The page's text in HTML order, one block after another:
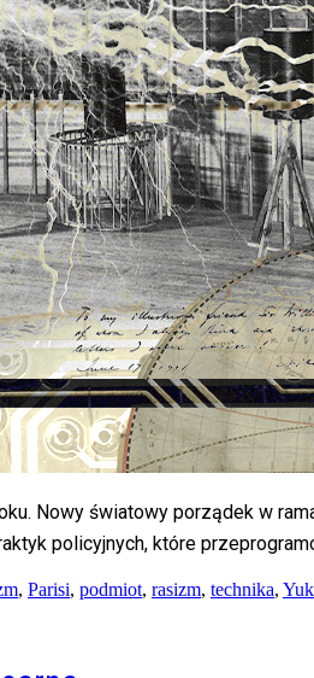
Nowy światowy porządek w
policyjnych, które
, Parisi, podmiot, rasizm, technika,